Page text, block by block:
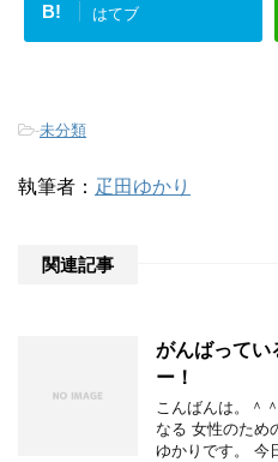
B! はてブ
-未分類
執筆者： 疋田ゆかり
関連記事
がんばってい
ー！
こんばんは。＾
なる 女性のた
ゆかりです。 今